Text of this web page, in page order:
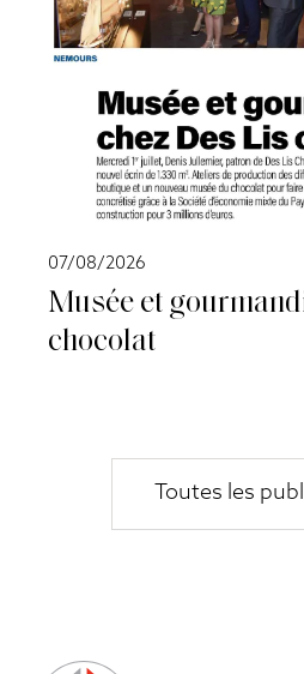
07/08/2026
Musée et
chocolat
Toutes les